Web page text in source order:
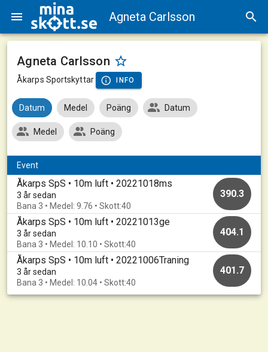
Agneta Carlsson
Agneta Carlsson
Åkarps Sportskyttar INFO
Datum Medel Poäng Datum
Medel Poäng
Event
Åkarps SpS • 10m luft • 20221018ms
3 år sedan
Bana 3 • Medel: 9.76 • Skott:40
390.3
Åkarps SpS • 10m luft • 20221013ge
3 år sedan
Bana 3 • Medel: 10.10 • Skott:40
404.1
Åkarps SpS • 10m luft • 20221006Traning
3 år sedan
Bana 3 • Medel: 10.04 • Skott:40
401.7